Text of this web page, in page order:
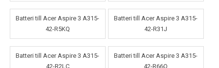
Batteri till Acer Aspire 3 A315-
42-R5KQ
Batteri till Acer Aspire 3 A315-
42-R31J
Batteri till Acer Aspire 3 A315-
42-R2LC
Batteri till Acer Aspire 3 A315-
42-R66Q